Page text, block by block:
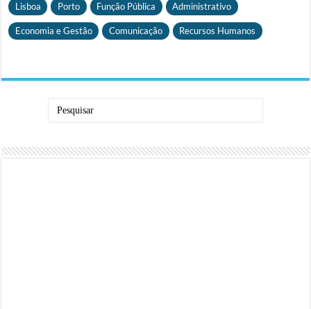
Lisboa Porto Função Pública Administrativo
Economia e Gestão Comunicação Recursos Humanos